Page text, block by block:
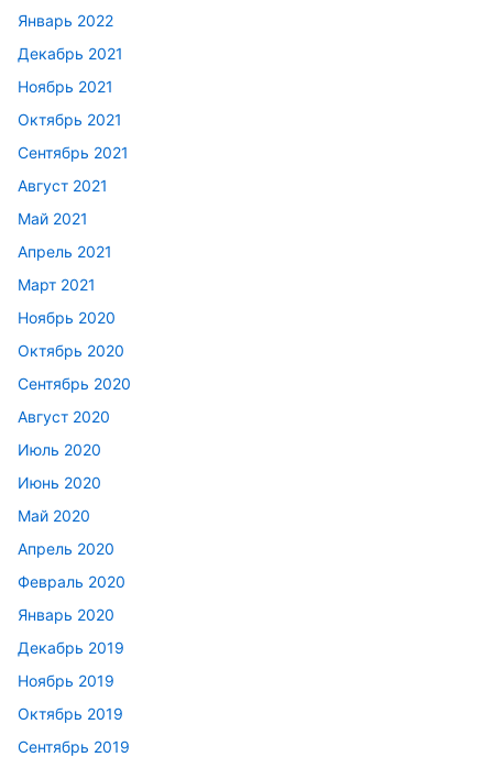
Январь 2022
Декабрь 2021
Ноябрь 2021
Октябрь 2021
Сентябрь 2021
Август 2021
Май 2021
Апрель 2021
Март 2021
Ноябрь 2020
Октябрь 2020
Сентябрь 2020
Август 2020
Июль 2020
Июнь 2020
Май 2020
Апрель 2020
Февраль 2020
Январь 2020
Декабрь 2019
Ноябрь 2019
Октябрь 2019
Сентябрь 2019